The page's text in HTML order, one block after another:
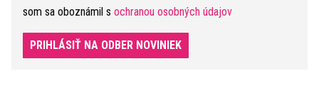
som sa oboznámil s ochranou osobných údajov
PRIHLÁSIŤ NA ODBER NOVINIEK